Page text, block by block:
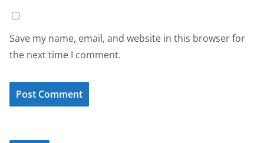
Save my name, email, and website in this browser for
the next time I comment.